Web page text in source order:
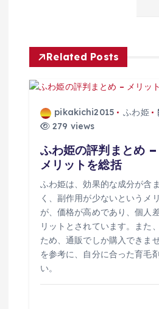
ゲ
ー
シ
ョ
ン
Related Posts
pikakichi2015 ふわ姫
279 views
ふわ姫の評判まとめ
メリットを総括
ふわ姫は、効果的な成分が含
く、副作用が少ないというメ
が、価格が高めであり、個人
リットとされています。また
ため、通販でしか購入できま
を参考に、自分に合った育毛
い。